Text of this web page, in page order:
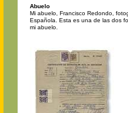
Abuelo
Mi abuelo, Francisco Redondo,
Española. Esta es una de las dos
mi abuelo.